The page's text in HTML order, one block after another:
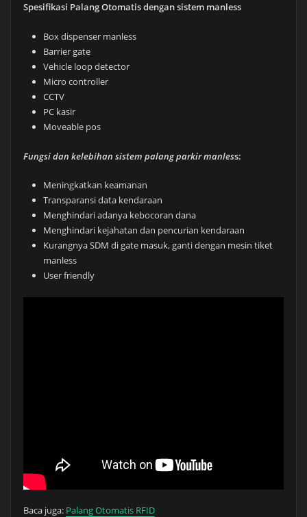
Spesifikasi Palang Otomatis dengan sistem manless
Box dispenser manless
Barrier gate
Vehicle loop detector
Micro controller
CCTV
PC kasir
Moveable pos
Fungsi dan kelebihan sistem palang parkir manless:
Meningkatkan keamanan
Transparansi data kendaraan
Menghindari adanya kebocoran dana
Menghindari kejahatan dan pencurian kendaraan
Kurangnya SDM di gate masuk, ganti dengan mesin tiket
manless
User friendly
Baca juga: Palang Otomatis RFID